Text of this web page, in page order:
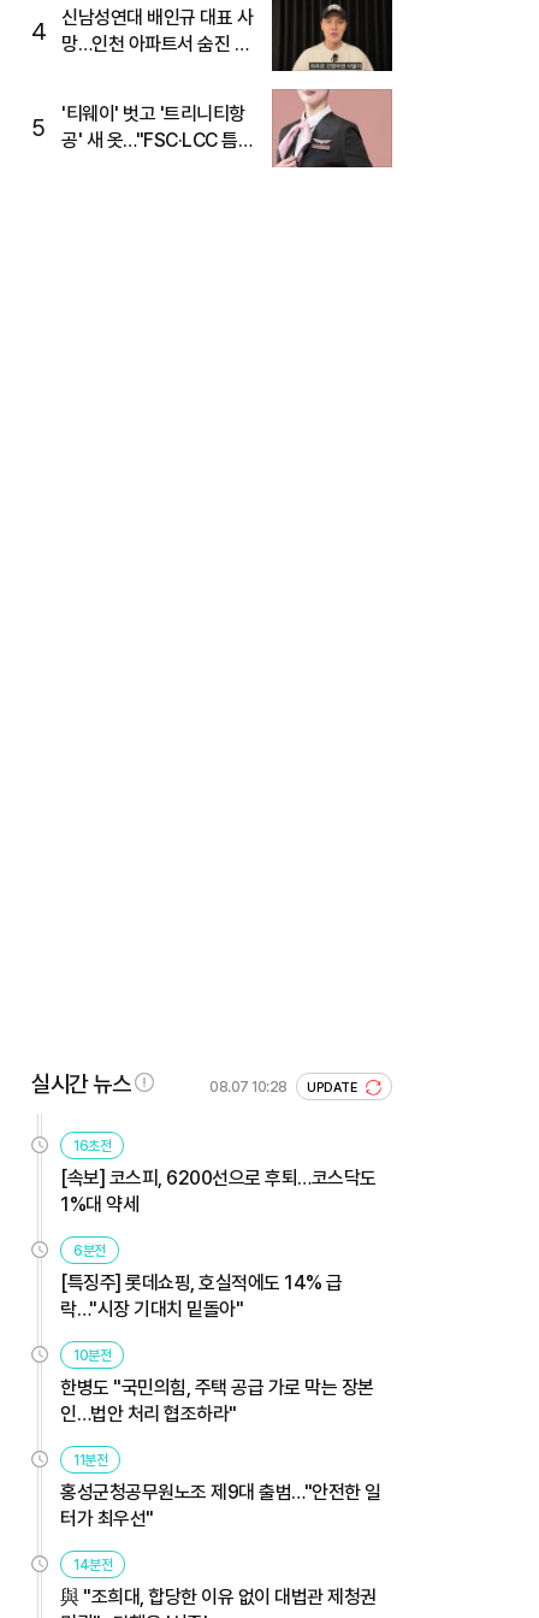
4
신남성연대 배인규 대표 사
망…인천 아파트서 숨진 채
5
'티웨이' 벗고 '트리니티항
공' 새 옷…"FSC·LCC 틈
실시간 뉴스 08.07 10:28 UPDATE
16초전
[속보] 코스피, 6200선으로 후퇴…코스닥도
1%대 약세
6분전
[특징주] 롯데쇼핑, 호실적에도 14% 급
락…"시장 기대치 밑돌아"
10분전
한병도 "국민의힘, 주택 공급 가로 막는 장본
인…법안 처리 협조하라"
11분전
홍성군청공무원노조 제9대 출범…"안전한 일
터가 최우선"
14분전
與 "조희대, 합당한 이유 없이 대법관 제청권